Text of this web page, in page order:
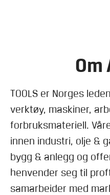
Om
TOOLS er Norges
verktøy, maskiner,
forbruksmateriell.
innen industri, olje &
bygg & anlegg og
henvender seg til
samarbeider med